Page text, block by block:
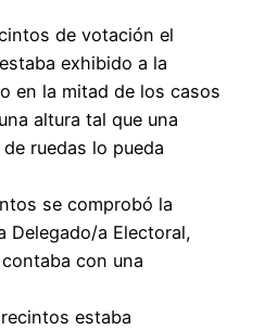
de votación el
exhibido a la
en la mitad de los casos
altura tal que una
ruedas lo pueda
se comprobó la
Delegado/a Electoral,
con una
estaba